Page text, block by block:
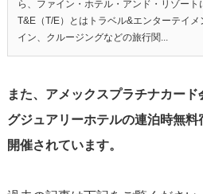
ら、ファイン・ホテル・アンド・リゾート
T&E（T/E）とはトラベル&エンターテイ
イン、クルージングなどの旅行関...
また、アメックスプラチナカー
グジュアリーホテルの連泊時無
開催されています。